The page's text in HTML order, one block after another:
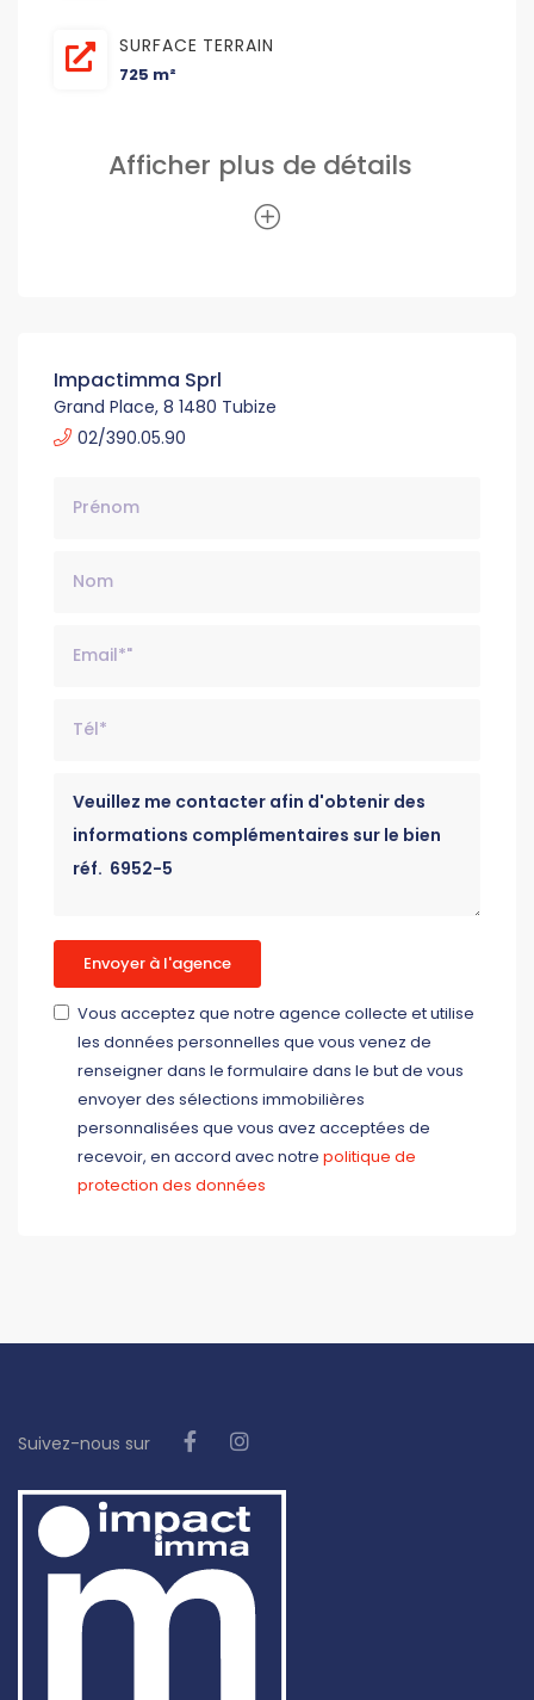
SURFACE TERRAIN
725 m²
Impactimma Sprl
Grand Place, 8 1480 Tubize
02/390.05.90
Envoyer à l'agence
Vous acceptez que notre agence collecte et utilise
les données personnelles que vous venez de
renseigner dans le formulaire dans le but de vous
envoyer des sélections immobilières
personnalisées que vous avez acceptées de
recevoir, en accord avec notre politique de
protection des données
Suivez-nous sur